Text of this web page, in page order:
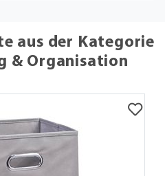
aus der Kategorie
& Organisation